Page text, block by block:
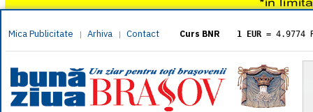
Mica Publicitate | Arhiva | Contact Curs BNR 1 EUR = 4.9774
= 5.8304
1 XAU= 464.4611
1 AED= 1.1933
1 AUD= 2.7957
1 BGN= 2.5449